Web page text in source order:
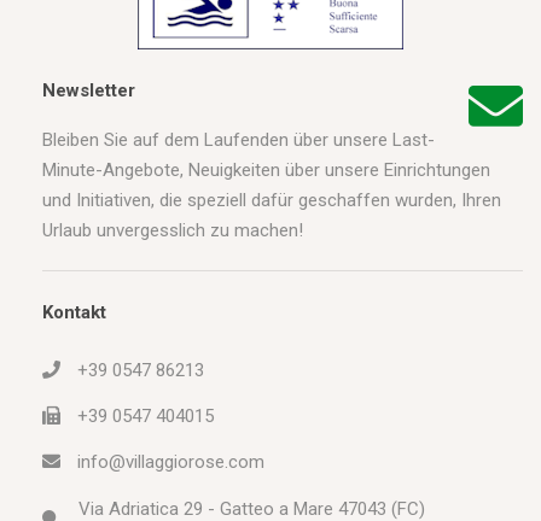
Newsletter
Bleiben Sie auf dem Laufenden über unsere Last-
Minute-Angebote, Neuigkeiten über unsere Einrichtungen
und Initiativen, die speziell dafür geschaffen wurden, Ihren
Urlaub unvergesslich zu machen!
Kontakt
+39 0547 86213
+39 0547 404015
info@villaggiorose.com
Via Adriatica 29 - Gatteo a Mare 47043 (FC)